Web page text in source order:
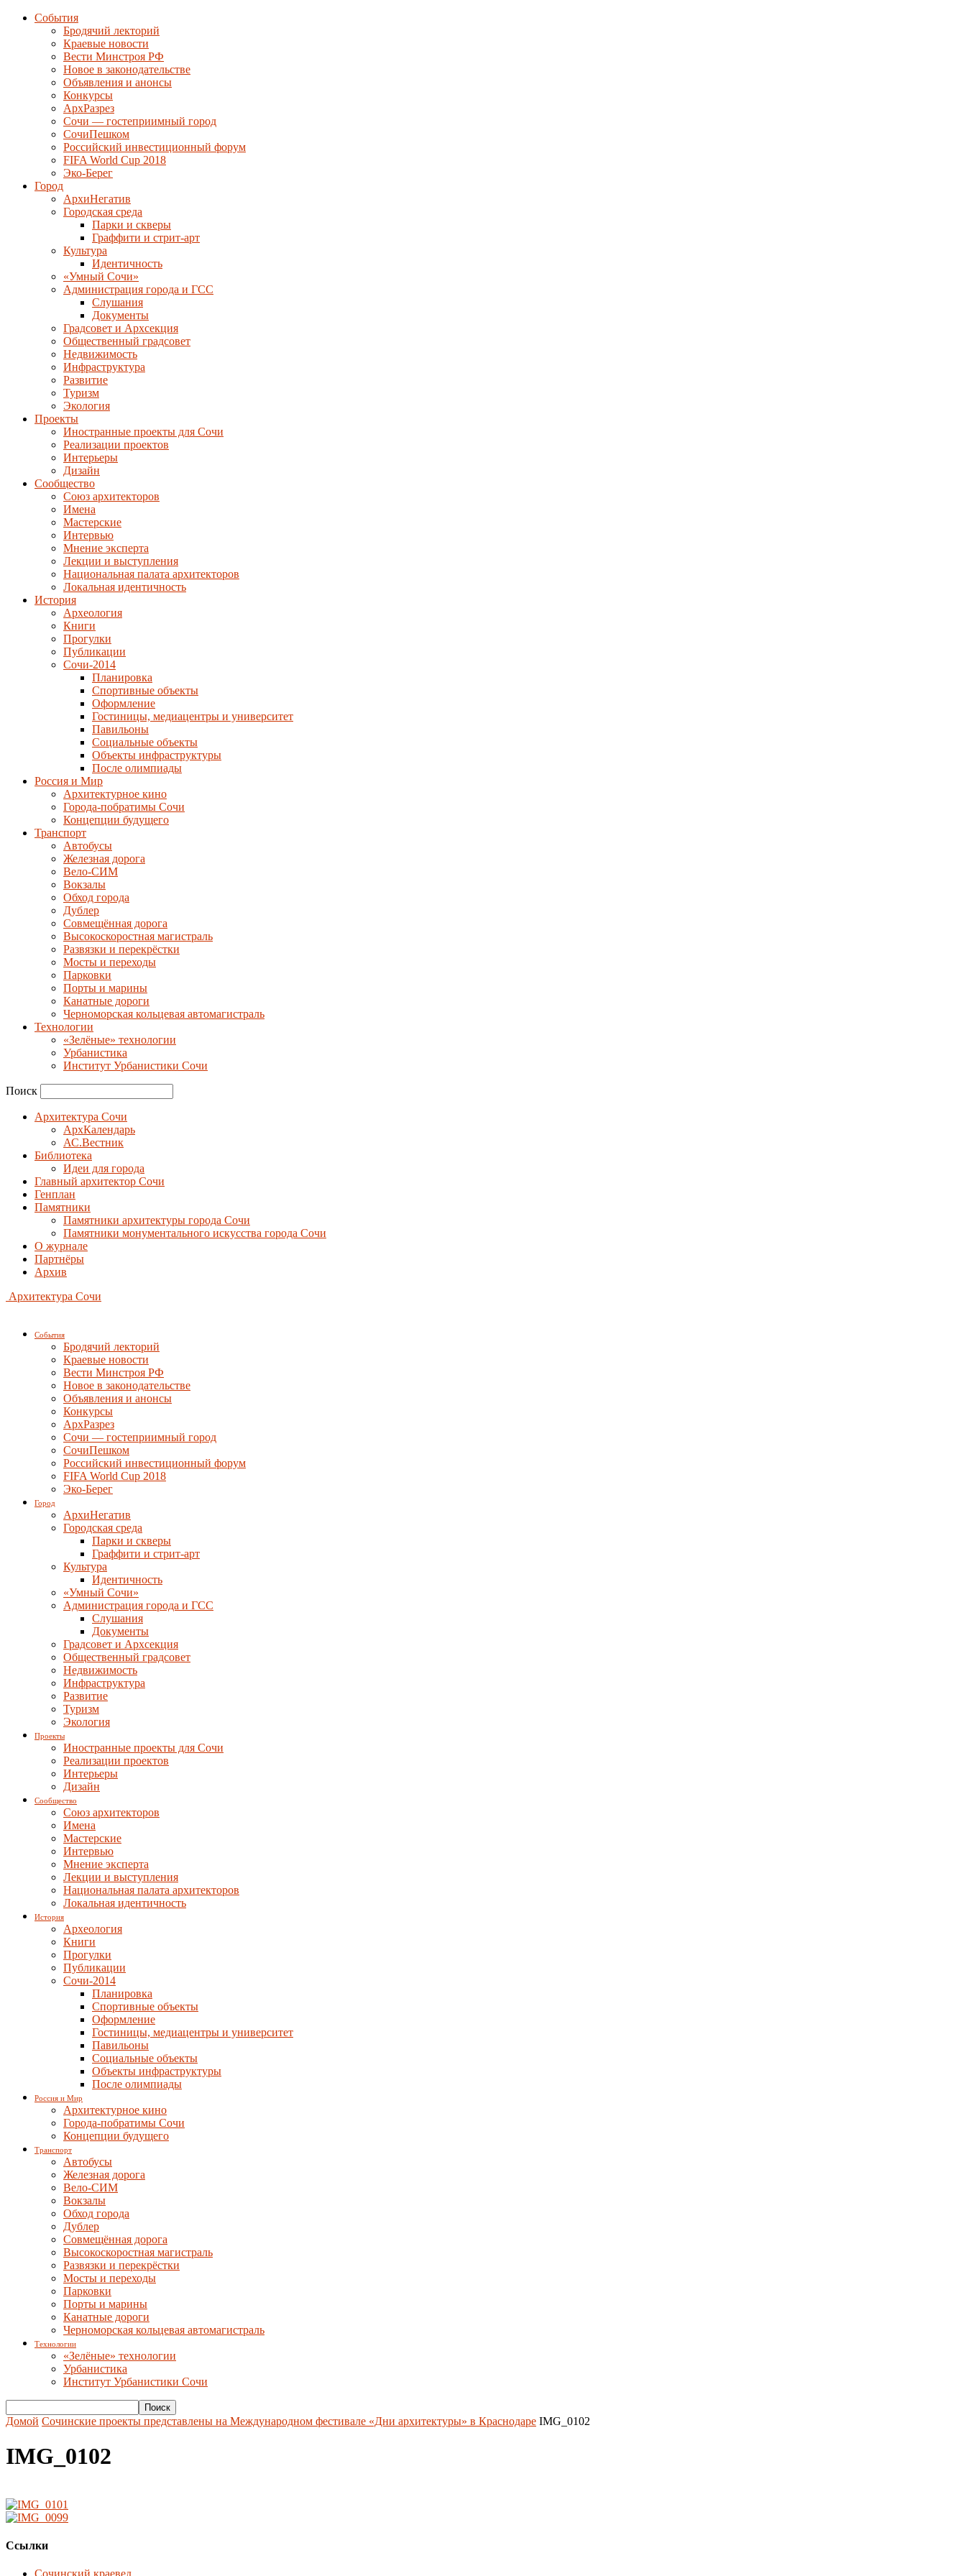
События
Бродячий лекторий
Краевые новости
Вести Минстроя РФ
Новое в законодательстве
Объявления и анонсы
Конкурсы
АрхРазрез
Сочи — гостеприимный город
СочиПешком
Российский инвестиционный форум
FIFA World Cup 2018
Эко-Берег
Город
АрхиНегатив
Городская среда
Парки и скверы
Граффити и стрит-арт
Культура
Идентичность
«Умный Сочи»
Администрация города и ГСС
Слушания
Документы
Градсовет и Архсекция
Общественный градсовет
Недвижимость
Инфраструктура
Развитие
Туризм
Экология
Проекты
Иностранные проекты для Сочи
Реализации проектов
Интерьеры
Дизайн
Сообщество
Союз архитекторов
Имена
Мастерские
Интервью
Мнение эксперта
Лекции и выступления
Национальная палата архитекторов
Локальная идентичность
История
Археология
Книги
Прогулки
Публикации
Сочи-2014
Планировка
Спортивные объекты
Оформление
Гостиницы, медиацентры и университет
Павильоны
Социальные объекты
Объекты инфраструктуры
После олимпиады
Россия и Мир
Архитектурное кино
Города-побратимы Сочи
Концепции будущего
Транспорт
Автобусы
Железная дорога
Вело-СИМ
Вокзалы
Обход города
Дублер
Совмещённая дорога
Высокоскоростная магистраль
Развязки и перекрёстки
Мосты и переходы
Парковки
Порты и марины
Канатные дороги
Черноморская кольцевая автомагистраль
Технологии
«Зелёные» технологии
Урбанистика
Институт Урбанистики Сочи
Поиск
Архитектура Сочи
АрхКалендарь
АС.Вестник
Библиотека
Идеи для города
Главный архитектор Сочи
Генплан
Памятники
Памятники архитектуры города Сочи
Памятники монументального искусства города Сочи
О журнале
Партнёры
Архив
Архитектура Сочи
События
Бродячий лекторий
Краевые новости
Вести Минстроя РФ
Новое в законодательстве
Объявления и анонсы
Конкурсы
АрхРазрез
Сочи — гостеприимный город
СочиПешком
Российский инвестиционный форум
FIFA World Cup 2018
Эко-Берег
Город
АрхиНегатив
Городская среда
Парки и скверы
Граффити и стрит-арт
Культура
Идентичность
«Умный Сочи»
Администрация города и ГСС
Слушания
Документы
Градсовет и Архсекция
Общественный градсовет
Недвижимость
Инфраструктура
Развитие
Туризм
Экология
Проекты
Иностранные проекты для Сочи
Реализации проектов
Интерьеры
Дизайн
Сообщество
Союз архитекторов
Имена
Мастерские
Интервью
Мнение эксперта
Лекции и выступления
Национальная палата архитекторов
Локальная идентичность
История
Археология
Книги
Прогулки
Публикации
Сочи-2014
Планировка
Спортивные объекты
Оформление
Гостиницы, медиацентры и университет
Павильоны
Социальные объекты
Объекты инфраструктуры
После олимпиады
Россия и Мир
Архитектурное кино
Города-побратимы Сочи
Концепции будущего
Транспорт
Автобусы
Железная дорога
Вело-СИМ
Вокзалы
Обход города
Дублер
Совмещённая дорога
Высокоскоростная магистраль
Развязки и перекрёстки
Мосты и переходы
Парковки
Порты и марины
Канатные дороги
Черноморская кольцевая автомагистраль
Технологии
«Зелёные» технологии
Урбанистика
Институт Урбанистики Сочи
Домой Сочинские проекты представлены на Международном фестивале «Дни архитектуры» в Краснодаре IMG_0102
IMG_0102
Ссылки